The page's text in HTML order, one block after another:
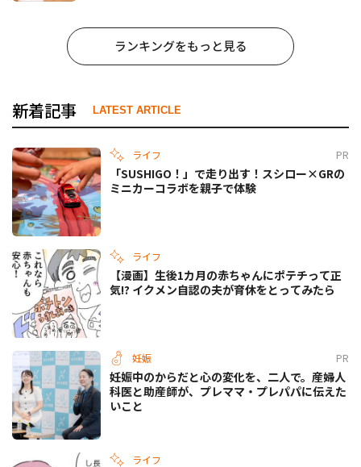
ランキングをもっと見る
新着記事 LATEST ARTICLE
ライフ PR
「SUSHIGO！」で走り出す！スシロー×GRの
ミニカーコラボを親子で体験
ライフ
【漫画】生後1カ月の赤ちゃんにポテチって正
気!? イクメン自認の夫が育休をとってみたら
妊娠 PR
妊娠中のからだと心の変化を、二人で。産婦人
科医と助産師が、プレママ・プレパパに伝えた
いこと
ライフ